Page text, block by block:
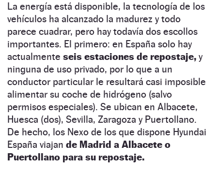
La energía está disponible, la tecnología de los
vehículos ha alcanzado la madurez y todo
parece cuadrar, pero hay todavía dos escollos
importantes. El primero: en España solo hay
actualmente seis estaciones de repostaje, y
ninguna de uso privado, por lo que a un
conductor particular le resultará casi imposible
alimentar su coche de hidrógeno (salvo
permisos especiales). Se ubican en Albacete,
Huesca (dos), Sevilla, Zaragoza y Puertollano.
De hecho, los Nexo de los que dispone Hyundai
España viajan de Madrid a Albacete o
Puertollano para su repostaje.